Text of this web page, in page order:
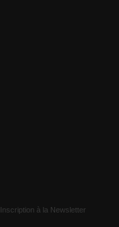
Inscription à la Newsletter